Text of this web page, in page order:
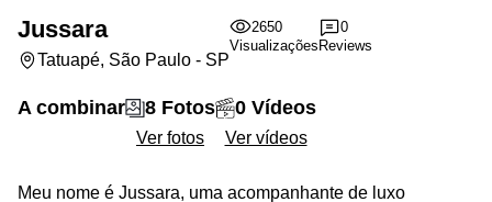
Jussara
Tatuapé, São Paulo - SP
2650
Visualizações
0
Reviews
A combinar 8 Fotos
Ver fotos
0 Vídeos
Ver vídeos
Meu nome é Jussara, uma acompanhante de luxo